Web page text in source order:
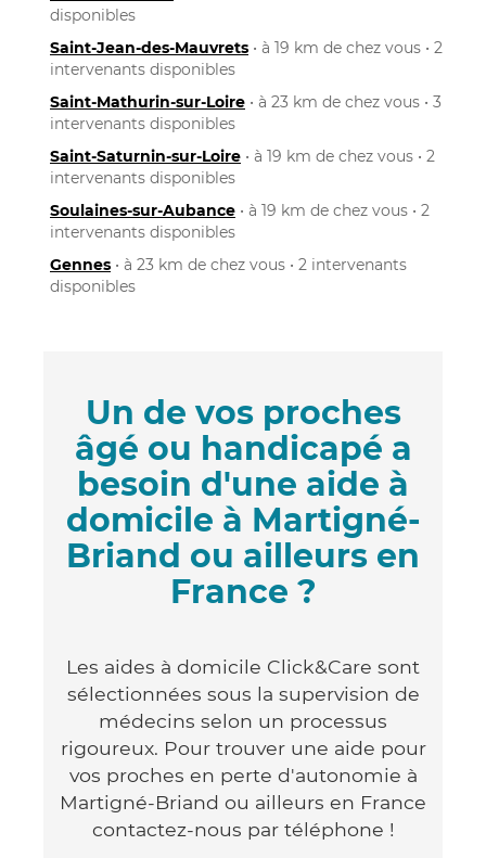
disponibles
Saint-Jean-des-Mauvrets • à 19 km de chez vous • 2
intervenants disponibles
Saint-Mathurin-sur-Loire • à 23 km de chez vous • 3
intervenants disponibles
Saint-Saturnin-sur-Loire • à 19 km de chez vous • 2
intervenants disponibles
Soulaines-sur-Aubance • à 19 km de chez vous • 2
intervenants disponibles
Gennes • à 23 km de chez vous • 2 intervenants
disponibles
Un de vos proches
âgé ou handicapé a
besoin d'une aide à
domicile à Martigné-
Briand ou ailleurs en
France ?
Les aides à domicile Click&Care sont
sélectionnées sous la supervision de
médecins selon un processus
rigoureux. Pour trouver une aide pour
vos proches en perte d'autonomie à
Martigné-Briand ou ailleurs en France
contactez-nous par téléphone !